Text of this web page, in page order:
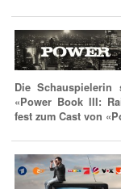
Die
«Power Book III:
fest zum Cast von